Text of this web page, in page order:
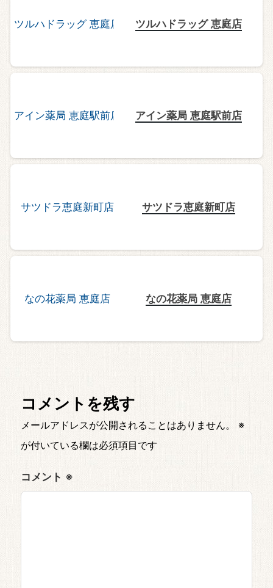
ツルハドラッグ 恵庭店
アイン薬局 恵庭駅前店
サツドラ恵庭新町店
なの花薬局 恵庭店
コメントを残す
メールアドレスが公開されることはありません。
※
が付いている欄は必須項目です
コメント ※